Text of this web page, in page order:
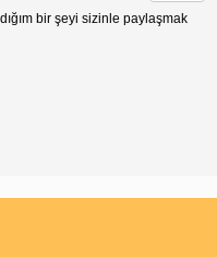
bir şeyi sizinle paylaşmak